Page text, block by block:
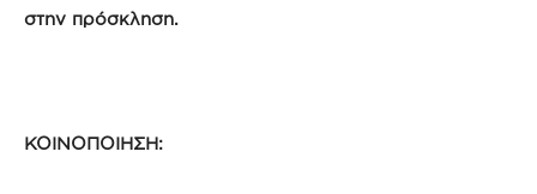
στην πρόσκληση.
ΚΟΙΝΟΠΟΙΗΣΗ: